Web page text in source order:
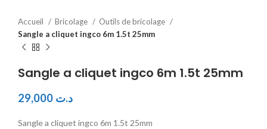
Accueil Bricolage
Outils de bricolage
Sangle a cliquet ingco 6m 1.5t 25mm
Sangle a cliquet ingco 6m 1.5t 25mm
د.ت
Sangle a cliquet ingco 6m 1.5t 25mm